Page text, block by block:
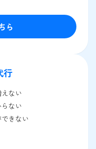
ら
行
ない
ない
きない